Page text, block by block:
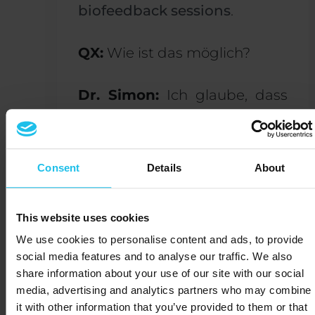
Consent Details About
This website uses cookies
We use cookies to personalise content and ads, to provide
social media features and to analyse our traffic. We also
share information about your use of our site with our social
media, advertising and analytics partners who may combine
it with other information that you’ve provided to them or that
biofeedback sessions
QX:Wie ist das möglich?
Dr. Simon:Ich glaube, dass
Migräne und viele andere
Gesundheitsprobleme oft das
sind. Ein Quanten-
Biofeedback-Gerät findet
nicht nur Ungleichgewichte,
sondern versucht auch, den
Körper umzuerziehen, indem